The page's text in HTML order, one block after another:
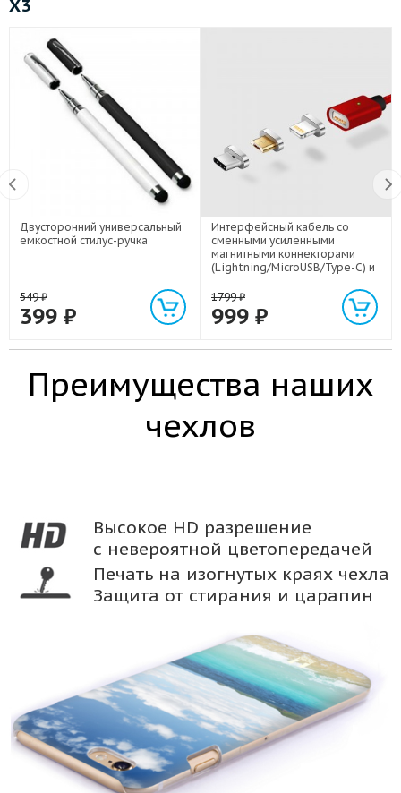
X3
Двусторонний универсальный
емкостной стилус-ручка
549₽
399 ₽
Интерфейсный кабель со
сменными усиленными
магнитными коннекторами
(Lightning/MicroUSB/Type-C) и
световым индикатором 1м
1799₽
999 ₽
Преимущества наших
чехлов
Высокое HD разрешение
с невероятной цветопередачей
Печать на изогнутых краях чехла
Защита от стирания и царапин